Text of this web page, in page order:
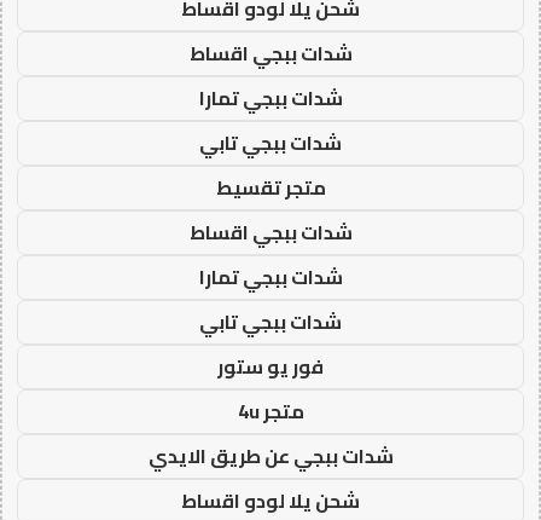
شحن يلا لودو اقساط
شدات ببجي اقساط
شدات ببجي تمارا
شدات ببجي تابي
متجر تقسيط
شدات ببجي اقساط
شدات ببجي تمارا
شدات ببجي تابي
فور يو ستور
متجر 4u
شدات ببجي عن طريق الايدي
شحن يلا لودو اقساط